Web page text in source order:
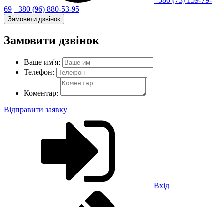
69 +380 (96) 880-53-95
Замовити дзвінок
Замовити дзвінок
Ваше им'я:
Телефон:
Коментар:
Відправити заявку
Вхід